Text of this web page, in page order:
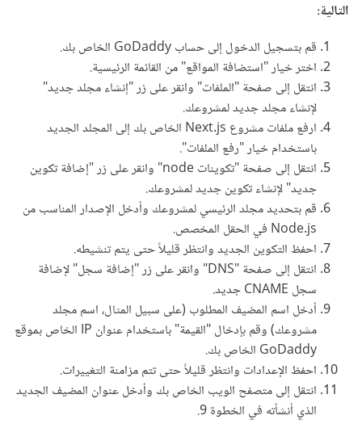
التالية:
قم بتسجيل الدخول إلى حساب GoDaddy الخاص بك.
اختر خيار "استضافة المواقع" من القائمة الرئيسية.
انتقل إلى صفحة "الملفات" وانقر على زر "إنشاء مجلد جديد"
لإنشاء مجلد جديد لمشروعك.
ارفع ملفات مشروع Next.js الخاص بك إلى المجلد الجديد
باستخدام خيار "رفع الملفات".
انتقل إلى صفحة "تكوينات node" وانقر على زر "إضافة تكوين
جديد" لإنشاء تكوين جديد لمشروعك.
قم بتحديد مجلد الرئيسي لمشروعك وأدخل الإصدار المناسب من
Node.js في الحقل المخصص.
احفظ التكوين الجديد وانتظر قليلاً حتى يتم تنشيطه.
انتقل إلى صفحة "DNS" وانقر على زر "إضافة سجل" لإضافة
سجل CNAME جديد.
أدخل اسم المضيف المطلوب (على سبيل المثال، اسم مجلد
مشروعك) وقم بإدخال "القيمة" باستخدام عنوان IP الخاص بموقع
GoDaddy الخاص بك.
احفظ الإعدادات وانتظر قليلاً حتى تتم مزامنة التغييرات.
انتقل إلى متصفح الويب الخاص بك وأدخل عنوان المضيف الجديد
الذي أنشأته في الخطوة 9.